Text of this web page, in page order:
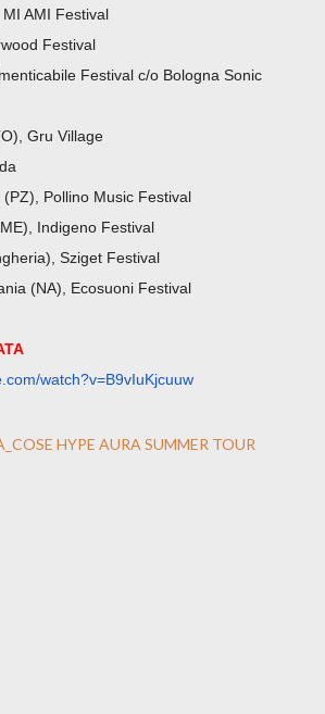
AMI Festival
Festival
Festival c/o Bologna Sonic
Gru Village
Pollino Music Festival
Indigeno Festival
Sziget Festival
(NA), Ecosuoni Festival
watch?v=B9vIuKjcuuw
HYPE AURA SUMMER TOUR